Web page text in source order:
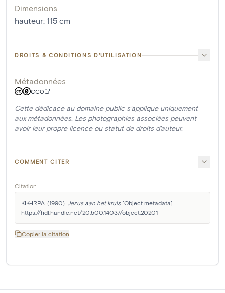
Dimensions
hauteur: 115 cm
DROITS & CONDITIONS D'UTILISATION
Métadonnées
CC0
Cette dédicace au domaine public s'applique uniquement
aux métadonnées. Les photographies associées peuvent
avoir leur propre licence ou statut de droits d'auteur.
COMMENT CITER
Citation
KIK-IRPA. (1990). Jezus aan het kruis [Object metadata].
https://hdl.handle.net/20.500.14037/object.20201
Copier la citation